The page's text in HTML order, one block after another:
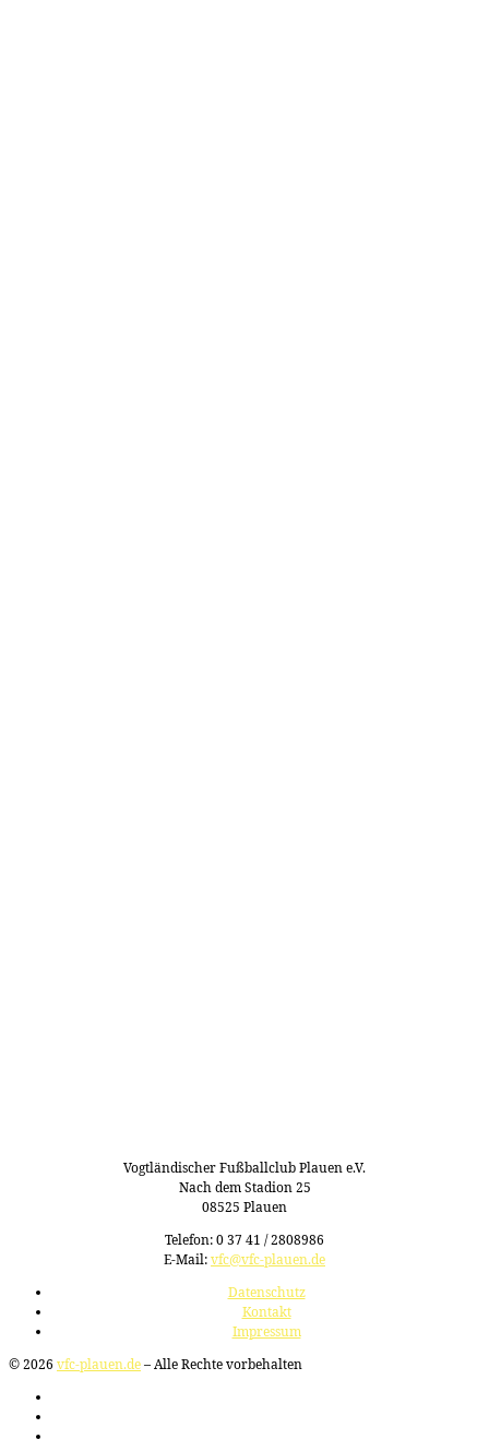
Vogtländischer Fußballclub Plauen e.V.
Nach dem Stadion 25
08525 Plauen
Telefon: 0 37 41 / 2808986
E-Mail:vfc@vfc-plauen.de
Datenschutz
Kontakt
Impressum
© 2026 vfc-plauen.de– Alle Rechte vorbehalten